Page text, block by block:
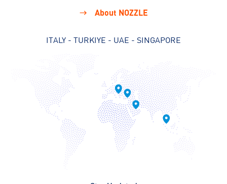
About NOZZLE
ITALY - TURKIYE - UAE - SINGAPORE